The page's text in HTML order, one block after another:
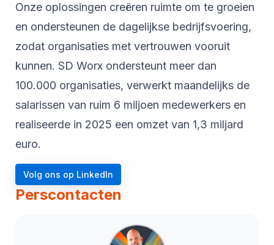
Onze oplossingen creëren ruimte om te groeien
en ondersteunen de dagelijkse bedrijfsvoering,
zodat organisaties met vertrouwen vooruit
kunnen. SD Worx ondersteunt meer dan
100.000 organisaties, verwerkt maandelijks de
salarissen van ruim 6 miljoen medewerkers en
realiseerde in 2025 een omzet van 1,3 miljard
euro.
Volg ons op LinkedIn
Perscontacten